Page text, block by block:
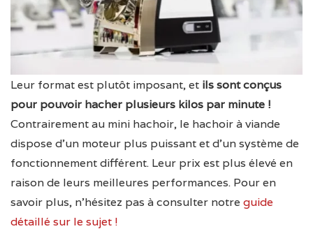
Leur format est plutôt imposant, et ils sont conçus
pour pouvoir hacher plusieurs kilos par minute !
Contrairement au mini hachoir, le hachoir à viande
dispose d’un moteur plus puissant et d’un système de
fonctionnement différent. Leur prix est plus élevé en
raison de leurs meilleures performances. Pour en
savoir plus, n’hésitez pas à consulter notre guide
détaillé sur le sujet !